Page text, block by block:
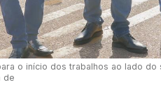
o início dos trabalhos ao lado do
de